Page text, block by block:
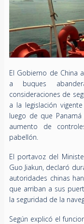
El Gobierno de China
a buques
consideraciones de
a la legislación
luego de que
aumento de
pabellón.
El portavoz del
Guo Jiakun, declaró
autoridades chinas
que arriban a sus
la seguridad de la
Según explicó el